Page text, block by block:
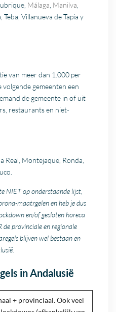
Málaga, Manilva,
Teba, Villanueva de Tapia y
van meer dan 1.000 per
gemeenten een
de gemeente in of uit
restaurants en niet-
Real, Montejaque, Ronda,
NIET op onderstaande lijst,
maatrgelen en heb je dus
en/of gesloten horeca
de provinciale en regionale
blijven wel bestaan en
in Andalusië
+ provinciaal. Ook veel